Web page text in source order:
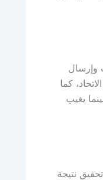
وإرسال
كما
يغيب
نتيجة